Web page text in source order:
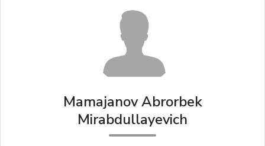
Mamajanov Abrorbek
Mirabdullayevich